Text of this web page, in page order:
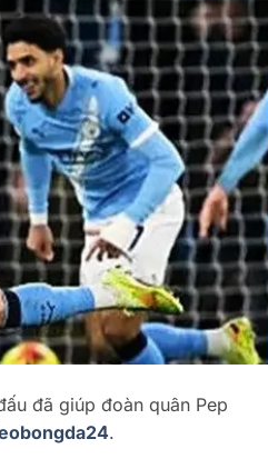
đã giúp đoàn quân Pep
.